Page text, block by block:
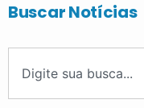
Buscar Notícias